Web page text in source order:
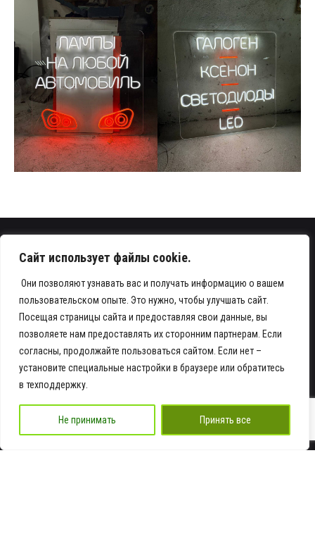
Сайт использует файлы cookie.
Они позволяют узнавать вас и получать информацию о вашем
пользовательском опыте. Это нужно, чтобы улучшать сайт.
Посещая страницы сайта и предоставляя свои данные, вы
позволяете нам предоставлять их сторонним партнерам. Если
согласны, продолжайте пользоваться сайтом. Если нет –
установите специальные настройки в браузере или обратитесь
в техподдержку.
Не принимать Принять все
Телефон
+7 978 935-16-16
Адрес
Крым г. Симферополь ул. Элеваторная 4,
стр. 5посмотреть на карте